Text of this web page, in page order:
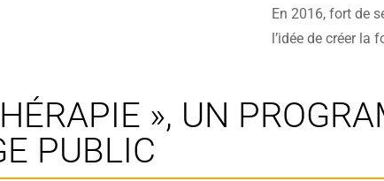
En 2016, fort de
l’idée de créer la
», UN
PUBLIC